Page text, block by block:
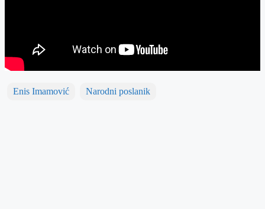
Enis Imamović Narodni poslanik